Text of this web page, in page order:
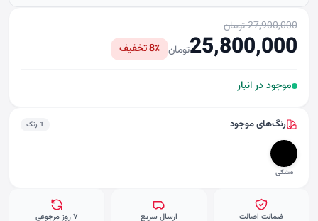
27,900,000 تومان
25,800,000تومان 8٪ تخفیف
موجود در انبار
رنگ‌های موجود 1 رنگ
مشکی
ضمانت اصالت ارسال سریع ۷ روز مرجوعی